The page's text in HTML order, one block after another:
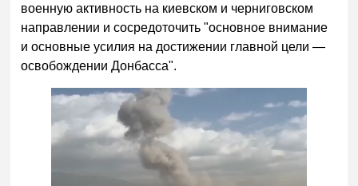
военную активность на киевском и черниговском
направлении и сосредоточить "основное внимание
и основные усилия на достижении главной цели —
освобождении Донбасса".